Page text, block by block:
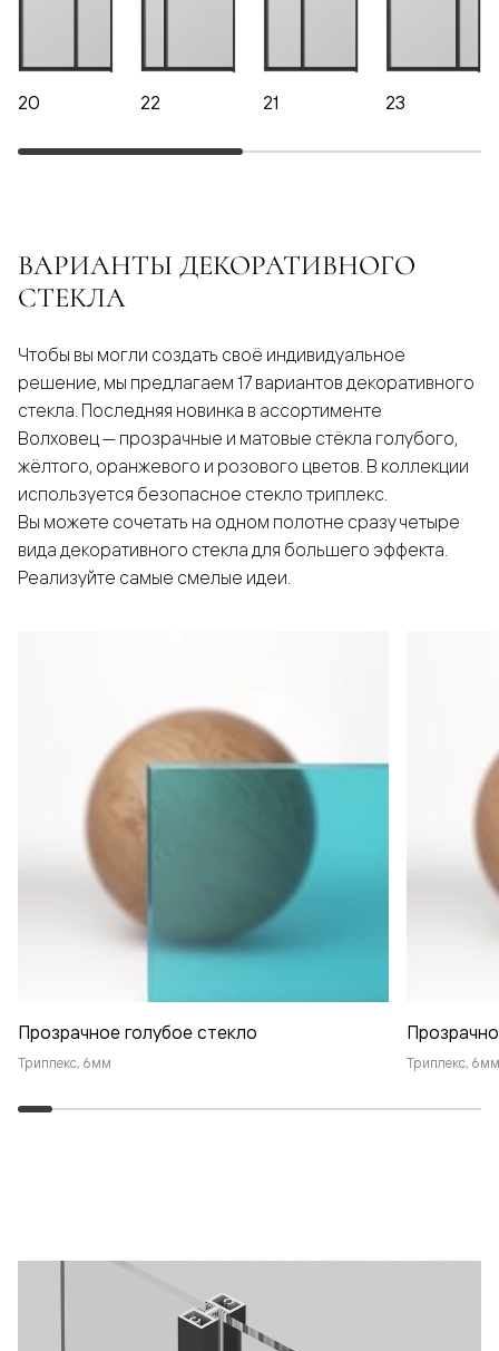
20 22 21 23
ВАРИАНТЫ ДЕКОРАТИВНОГО
СТЕКЛА
Чтобы вы могли создать своё индивидуальное
решение, мы предлагаем 17 вариантов декоративного
стекла. Последняя новинка в ассортименте
Волховец — прозрачные и матовые стёкла голубого,
жёлтого, оранжевого и розового цветов. В коллекции
используется безопасное стекло триплекс.
Вы можете сочетать на одном полотне сразу четыре
вида декоративного стекла для большего эффекта.
Реализуйте самые смелые идеи.
Прозрачное голубое стекло
Триплекс, 6мм Триплекс, 6мм